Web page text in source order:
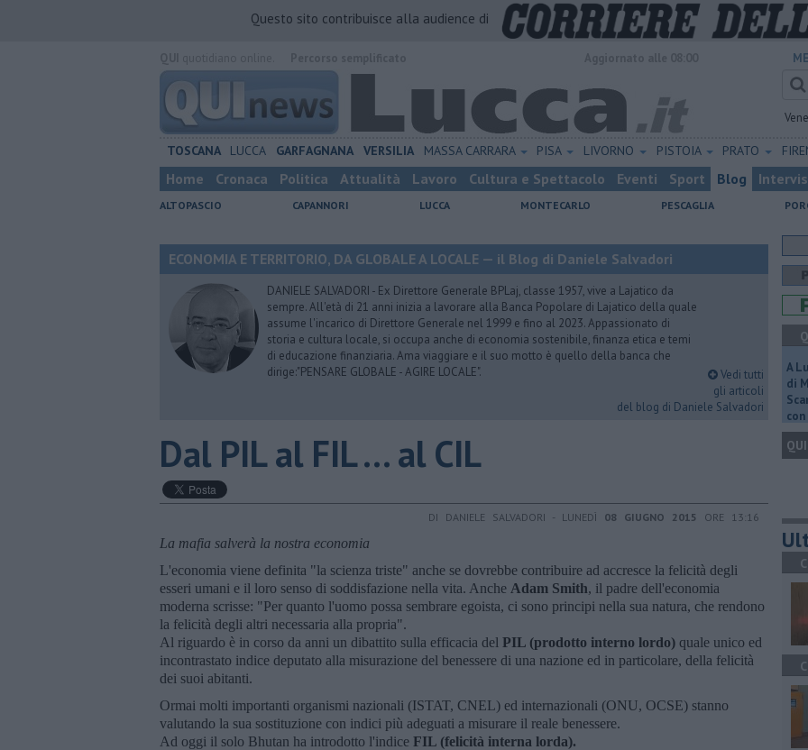
Questo sito contribuisce alla audience di
TOSCANA LUCCA GARFAGNANA VERSILIA MASSA CARRARA PISA LIVORNO PISTOIA PRATO
Home Cronaca Politica Attualità Lavoro Cultura e Spettacolo Eventi Sport Blog
ALTOPASCIO CAPANNORI LUCCA MONTECARLO PESCAGLIA
ECONOMIA E TERRITORIO, DA GLOBALE A LOCALE — il Blog di Daniele Salvadori
DANIELE SALVADORI - Ex Direttore Generale BPLaj, classe 1957, vive a Lajatico da
sempre. All'età di 21 anni inizia a lavorare alla Banca Popolare di Lajatico della quale
assume l'incarico di Direttore Generale nel 1999 e fino al 2023. Appassionato di
storia e cultura locale, si occupa anche di economia sostenibile, finanza etica e temi
di educazione finanziaria. Ama viaggiare e il suo motto è quello della banca che
dirige:"PENSARE GLOBALE - AGIRE LOCALE".
Vedi tutti
gli articoli
del blog di Daniele Salvadori
Dal PIL al FIL ... al CIL
DI DANIELE SALVADORI - LUNEDÌ 08 GIUGNO 2015 ORE 13:16
La mafia salverà la nostra economia
L'economia viene definita "la scienza triste" anche se dovrebbe contribuire ad accresce la felicità degli
esseri umani e il loro senso di soddisfazione nella vita. Anche Adam Smith, il padre dell'economia
moderna scrisse: "Per quanto l'uomo possa sembrare egoista, ci sono principi nella sua natura, che rendono
la felicità degli altri necessaria alla propria".
Al riguardo è in corso da anni un dibattito sulla efficacia del PIL (prodotto interno lordo) quale unico ed
incontrastato indice deputato alla misurazione del benessere di una nazione ed in particolare, della felicità
dei suoi abitanti.
Ormai molti importanti organismi nazionali (ISTAT, CNEL) ed internazionali (ONU, OCSE) stanno
valutando la sua sostituzione con indici più adeguati a misurare il reale benessere.
Ad oggi il solo Bhutan ha introdotto l'indice FIL (felicità interna lorda).
A
di
QUI